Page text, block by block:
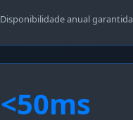
Disponibilidade anual garantida
<50ms